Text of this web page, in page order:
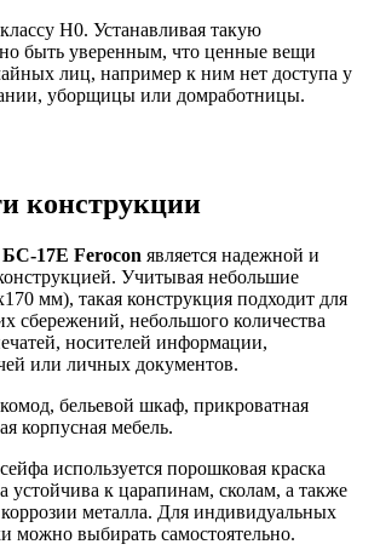
Н0. Устанавливая такую
быть уверенным, что ценные вещи
лиц, например к ним нет доступа у
уборщицы или домработницы.
конструкции
БС-17Е Ferocon является надежной и
Учитывая небольшие
мм), такая конструкция подходит для
сбережений, небольшого количества
носителей информации,
или личных документов.
бельевой шкаф, прикроватная
корпусная мебель.
используется порошковая краска
устойчива к царапинам, сколам, а также
металла. Для индивидуальных
можно выбирать самостоятельно.